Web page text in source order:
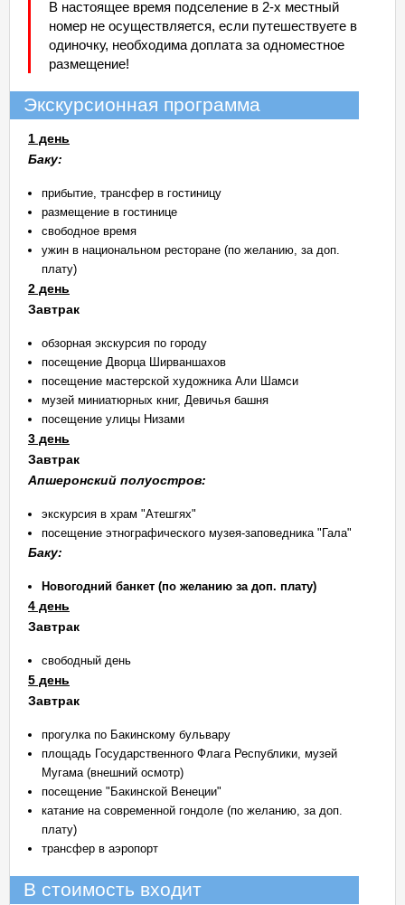
В настоящее время подселение в 2-х местный
номер не осуществляется, если путешествуете в
одиночку, необходима доплата за одноместное
размещение!
Экскурсионная программа
1 день
Баку:
прибытие, трансфер в гостиницу
размещение в гостинице
свободное время
ужин в национальном ресторане (по желанию, за доп.
плату)
2 день
Завтрак
обзорная экскурсия по городу
посещение Дворца Ширваншахов
посещение мастерской художника Али Шамси
музей миниатюрных книг, Девичья башня
посещение улицы Низами
3 день
Завтрак
Апшеронский полуостров:
экскурсия в храм "Атешгях"
посещение этнографического музея-заповедника "Гала"
Баку:
Новогодний банкет (по желанию за доп. плату)
4 день
Завтрак
свободный день
5 день
Завтрак
прогулка по Бакинскому бульвару
площадь Государственного Флага Республики, музей
Мугама (внешний осмотр)
посещение "Бакинской Венеции"
катание на современной гондоле (по желанию, за доп.
плату)
трансфер в аэропорт
В стоимость входит